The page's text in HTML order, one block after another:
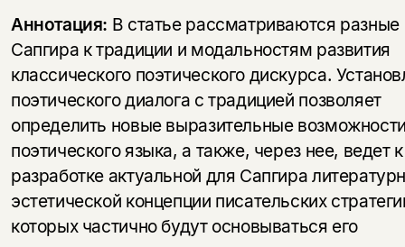
Аннотация: В статье рассматриваются
Сапгира к традиции и модальностям развития
классического поэтического дискурса.
поэтического диалога с традицией позволяет
определить новые выразительные
поэтического языка, а также, через нее, ведет к
разработке актуальной для Сапгира
эстетической концепции писательских
которых частично будут основываться его